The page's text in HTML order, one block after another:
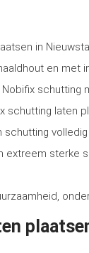
in
en
schutting
schutting laten
schutting
extreem sterke